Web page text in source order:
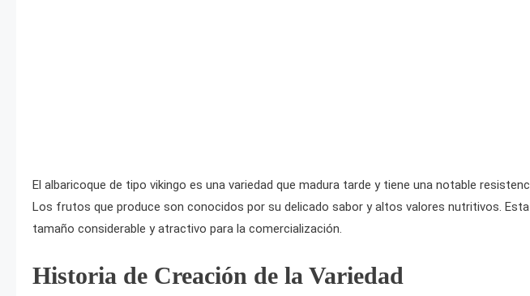
El albaricoque de tipo vikingo es una variedad que madura tarde y tiene una notable
Los frutos que produce son conocidos por su delicado sabor y altos valores nutritivos.
tamaño considerable y atractivo para la comercialización.
Historia de Creación de la Variedad